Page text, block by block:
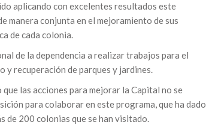
aplicando con excelentes resultados este
manera conjunta en el mejoramiento de sus
de cada colonia.
de la dependencia a realizar trabajos para el
y recuperación de parques y jardines.
las acciones para mejorar la Capital no se
para colaborar en este programa, que ha dado
de 200 colonias que se han visitado.